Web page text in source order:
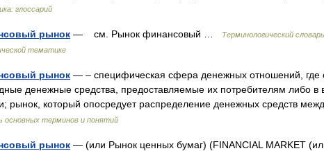
глоссарий
рынок — см. Рынок финансовый …
Терминологический
тематике
рынок — – специфическая сфера денежных отношений, где
денежные средства, предоставляемые их потребителям либо в
рынок, который опосредует распределение денежных средств
основных терминов и понятий
рынок — (или Рынок ценных бумаг) (FINANCIAL MARKET